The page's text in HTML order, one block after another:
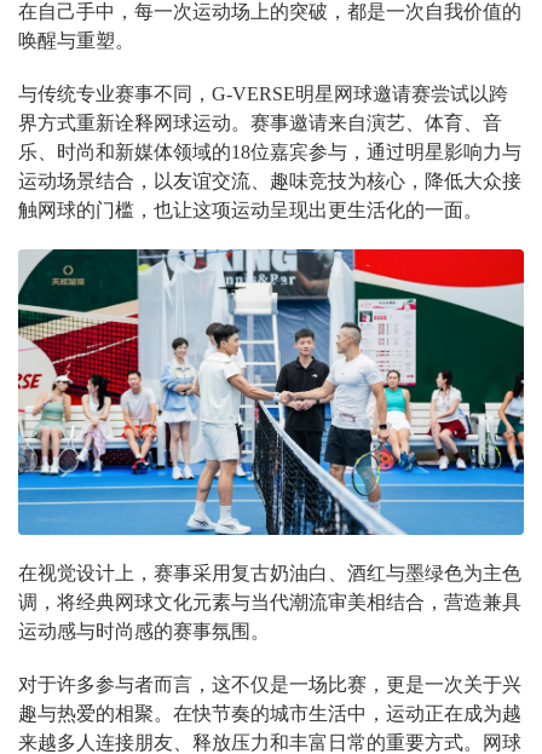
在自己手中，每一次运动场上的突破，都是一次自我价值的
唤醒与重塑。
与传统专业赛事不同，G-VERSE明星网球邀请赛尝试以跨
界方式重新诠释网球运动。赛事邀请来自演艺、体育、音
乐、时尚和新媒体领域的18位嘉宾参与，通过明星影响力与
运动场景结合，以友谊交流、趣味竞技为核心，降低大众接
触网球的门槛，也让这项运动呈现出更生活化的一面。
在视觉设计上，赛事采用复古奶油白、酒红与墨绿色为主色
调，将经典网球文化元素与当代潮流审美相结合，营造兼具
运动感与时尚感的赛事氛围。
对于许多参与者而言，这不仅是一场比赛，更是一次关于兴
趣与热爱的相聚。在快节奏的城市生活中，运动正在成为越
来越多人连接朋友、释放压力和丰富日常的重要方式。网球